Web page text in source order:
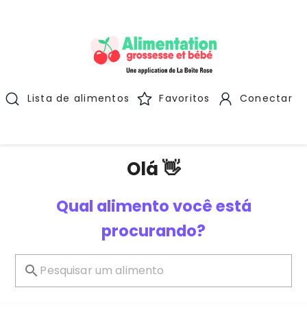
Lista de alimentos Favoritos Conectar
Olá 👋
Qual alimento você está
procurando?